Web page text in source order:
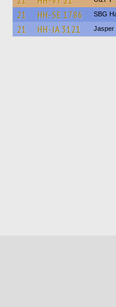
21 HH-SE 1786 SBG
21 HH-JA 3121 Jasper